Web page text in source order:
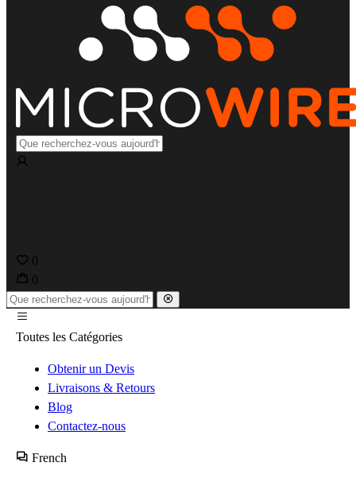
0
0
Toutes les Catégories
Obtenir un Devis
Livraisons & Retours
Blog
Contactez-nous
French